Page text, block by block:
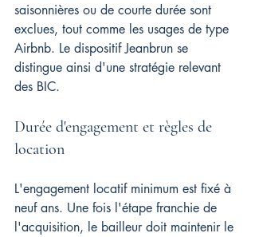
saisonnières ou de courte durée sont
exclues, tout comme les usages de type
Airbnb. Le dispositif Jeanbrun se
distingue ainsi d'une stratégie relevant
des BIC.
Durée d'engagement et règles de
location
L'engagement locatif minimum est fixé à
neuf ans. Une fois l'étape franchie de
l'acquisition, le bailleur doit maintenir le